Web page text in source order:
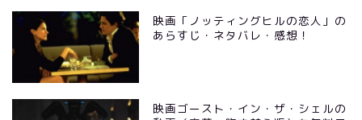
映画「ノッティングヒルの恋人」の
あらすじ・ネタバレ・感想！
映画ゴースト・イン・ザ・シェルの